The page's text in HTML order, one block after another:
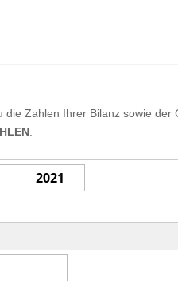
Zahlen Ihrer Bilanz sowie der